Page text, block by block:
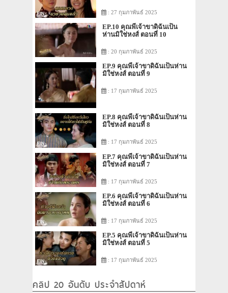
: 27 กุมภาพันธ์ 2025
EP.10 คุณพี่เจ้าขาดิฉันเป็น
ห่านมิใช่หงส์ ตอนที่ 10
: 20 กุมภาพันธ์ 2025
EP.9 คุณพี่เจ้าขาดิฉันเป็นห่าน
มิใช่หงส์ ตอนที่ 9
: 17 กุมภาพันธ์ 2025
EP.8 คุณพี่เจ้าขาดิฉันเป็นห่าน
มิใช่หงส์ ตอนที่ 8
: 17 กุมภาพันธ์ 2025
EP.7 คุณพี่เจ้าขาดิฉันเป็นห่าน
มิใช่หงส์ ตอนที่ 7
: 17 กุมภาพันธ์ 2025
EP.6 คุณพี่เจ้าขาดิฉันเป็นห่าน
มิใช่หงส์ ตอนที่ 6
: 17 กุมภาพันธ์ 2025
EP.5 คุณพี่เจ้าขาดิฉันเป็นห่าน
มิใช่หงส์ ตอนที่ 5
: 17 กุมภาพันธ์ 2025
คลิป 20 อันดับ ประจำสัปดาห์